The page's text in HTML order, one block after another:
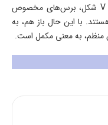
برس ارتودنسی: این نوع مسواک با موهای V شکل، برس‌های مخصوص
با این حال باز هم، به
منظم، به معنی مکمل است.